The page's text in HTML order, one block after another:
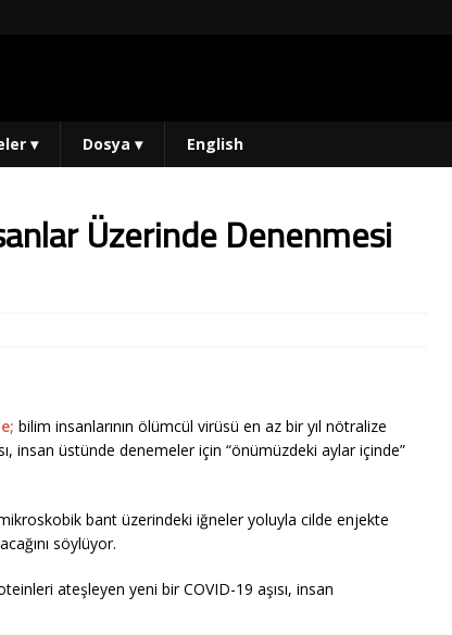
▾ Dosya ▾ English
Üzerinde Denenmesi
bilim insanlarının ölümcül virüsü en az bir yıl nötralize
insan üstünde denemeler için “önümüzdeki aylar içinde”
bant üzerindeki iğneler yoluyla cilde enjekte
söylüyor.
ateşleyen yeni bir COVID-19 aşısı, insan